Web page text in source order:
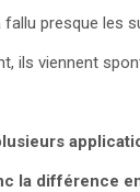
fallu presque les
ils viennent
la différence